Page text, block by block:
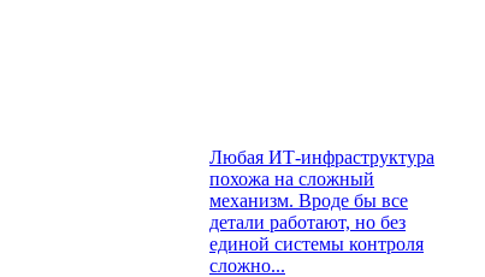
Любая ИТ-инфраструктура
похожа на сложный
механизм. Вроде бы все
детали работают, но без
единой системы контроля
сложно...